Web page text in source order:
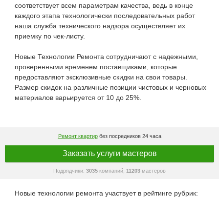
соответствует всем параметрам качества, ведь в конце
каждого этапа технологически последовательных работ
наша служба технического надзора осуществляет их
приемку по чек-листу.
Новые Технологии Ремонта сотрудничают с надежными,
проверенными временем поставщиками, которые
предоставляют эксклюзивные скидки на свои товары.
Размер скидок на различные позиции чистовых и черновых
материалов варьируется от 10 до 25%.
Ремонт квартирбез посредников 24 часа
Заказать услуги мастеров
Подрядчики: 3035 компаний, 11203 мастеров
Новые технологии ремонта участвует в рейтинге рубрик: